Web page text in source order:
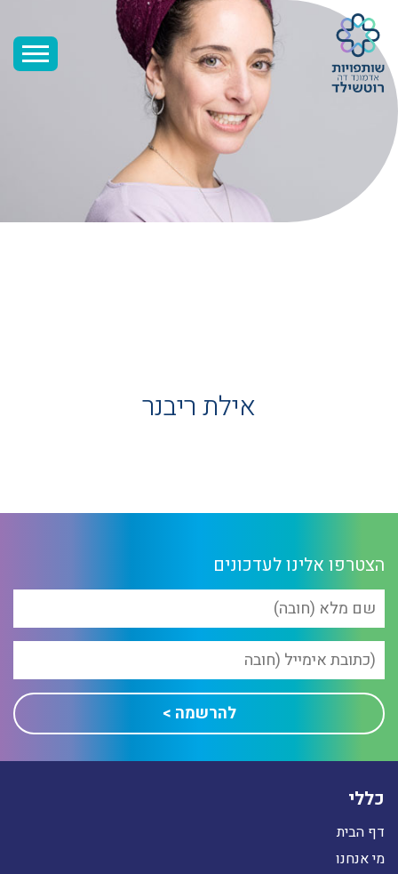
אילת ריבנר
הצטרפו אלינו לעדכונים
כללי
דף הבית
מי אנחנו